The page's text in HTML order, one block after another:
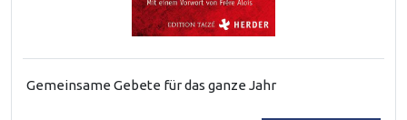
Gemeinsame Gebete für das ganze Jahr